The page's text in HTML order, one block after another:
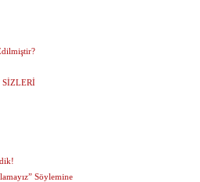
SİZLERİ
Söylemine